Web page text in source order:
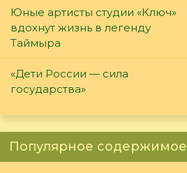
Юные артисты студии «Ключ»
вдохнут жизнь в легенду
Таймыра
«Дети России — сила
государства»
Популярное содержимое